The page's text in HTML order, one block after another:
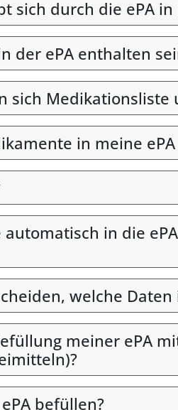
sich durch die ePA
der ePA enthalten
sich Medikationsliste
in meine
in die
welche
meiner ePA
befüllen?